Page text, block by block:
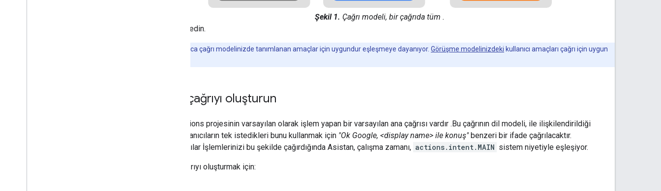
Şekil 1. Çağrı modeli, bir çağrıda tüm .
ziyaret edin.
Yalnızca çağrı modelinizde tanımlanan amaçlar için uygundur eşleşmeye dayanıyor. Görüşme modelinizdeki kullanıcı amaçları çağrı için uygun
Ana çağrıyı oluşturun
Her Actions projesinin varsayılan olarak işlem yapan bir varsayılan ana çağrısı vardır .Bu çağrının dil modeli, ile ilişkilendirildiği
için kullanıcıların tek istedikleri bunu kullanmak için "Ok Google, <display name> ile konuş"benzeri bir ifade çağrılacaktır.
Kullanıcılar İşlemlerinizi bu şekilde çağırdığında Asistan, çalışma zamanı, actions.intent.MAIN sistem niyetiyle eşleşiyor.
Ana çağrıyı oluşturmak için: